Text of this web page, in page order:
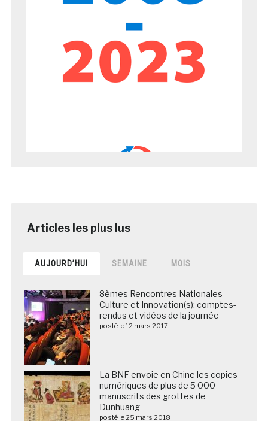
AUJOURD’HUI SEMAINE MOIS
8èmes Rencontres Nationales
Culture et Innovation(s): comptes-
rendus et vidéos de la journée
posté le 12 mars 2017
La BNF envoie en Chine les copies
numériques de plus de 5 000
manuscrits des grottes de
Dunhuang
posté le 25 mars 2018